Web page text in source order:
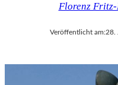
Florenz
Veröffentlicht am:28.